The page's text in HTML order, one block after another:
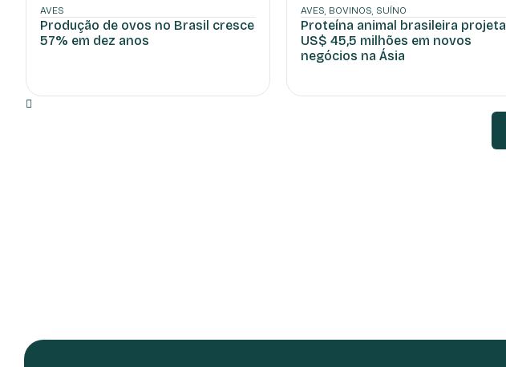
AVES
Produção de ovos no Brasil cresce
57% em dez anos
AVES, BOVINOS, SUÍNO
Proteína animal brasileira projeta
US$ 45,5 milhões em novos
negócios na Ásia